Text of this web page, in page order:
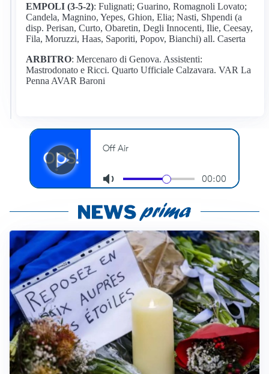
EMPOLI (3-5-2): Fulignati; Guarino, Romagnoli Lovato;
Candela, Magnino, Yepes, Ghion, Elia; Nasti, Shpendi (a
disp. Perisan, Curto, Obaretin, Degli Innocenti, Ilie, Ceesay,
Fila, Moruzzi, Haas, Saporiti, Popov, Bianchi) all. Caserta
ARBITRO: Mercenaro di Genova. Assistenti:
Mastrodonato e Ricci. Quarto Ufficiale Calzavara. VAR La
Penna AVAR Baroni